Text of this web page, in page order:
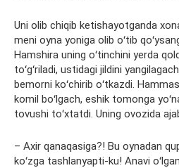
Uni olib chiqib ketishayotganda
meni oyna yoniga olib oʻtib
Hamshira uning oʻtinchini yerda
toʻgʻriladi, ustidagi jildini
bemorni koʻchirib oʻtkazdi.
komil boʻlgach, eshik tomonga
tovushi toʻxtatdi. Uning ovozida
– Axir qanaqasiga?! Bu oynadan
koʻzga tashlanyapti-ku! Anavi